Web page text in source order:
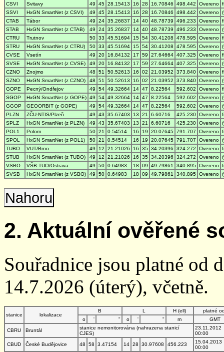
CSVI
Svitavy 49 45 28.15413 16 28 16.70846 498.442 Overeno
SSVI
HxGN SmartNet (z CSVI) 49 45 28.15413 16 28 16.70846 498.442 Overeno
CTAB
Tábor 49 24 35.26837 14 40 48.78739 496.233 Overeno
STAB
HxGN SmartNet (z CTAB) 49 24 35.26837 14 40 48.78739 496.233 Overeno
CTRU
Trutnov 50 33 45.51694 15 54 30.41208 478.595 Overeno
STRU
HxGN SmartNet (z CTRU) 50 33 45.51694 15 54 30.41208 478.595 Overeno
CVSE
Vsetín 49 20 16.84132 17 59 27.64664 407.325 Overeno
SVSE
HxGN SmartNet (z CVSE) 49 20 16.84132 17 59 27.64664 407.325 Overeno
CZNO
Znojmo 48 51 50.52613 16 02 21.03952 373.840 Overeno
SZNO
HxGN SmartNet (z CZNO) 48 51 50.52613 16 02 21.03952 373.840 Overeno
GOPE
Pecný/Ondřejov 49 54 49.32664 14 47 8.22564 592.602 Overeno
SGOP
HxGN SmartNet (z GOPE) 49 54 49.32664 14 47 8.22564 592.602 Overeno
GGOP
GEOORBIT (z GOPE) 49 54 49.32664 14 47 8.22564 592.602 Overeno
PLZN
ZČU-NTIS/Plzeň 49 43 35.67403 13 21 6.60716 425.230 Overeno
SPLZ
HxGN SmartNet (z PLZN) 49 43 35.67403 13 21 6.60716 425.230 Overeno
POL1
Polom 50 21 0.54514 16 19 20.07645 791.707 Overeno
SPOL
HxGN SmartNet (z POL1) 50 21 0.54514 16 19 20.07645 791.707 Overeno
TUBO
VUT/Brno 49 12 21.21026 16 35 34.20396 324.272 Overeno
STUB
HxGN SmartNet (z TUBO) 49 12 21.21026 16 35 34.20396 324.272 Overeno
VSBO
VŠB-TUO/Ostrava 49 50 0.64983 18 09 49.79861 340.895 Overeno
SVSB
HxGN SmartNet (z VSBO) 49 50 0.64983 18 09 49.79861 340.895 Overeno
Nahoru
2. Aktuální ověřené
Souřadnice jsou platné od
14.7.2026 (úterý), včetně.
stanice lokalizace
B L H (ell)
platné
o
' " o ' " m
GMT
CBRU
Bruntál
stanice nemonitorována (nahrazena stanicí
CJES)
23.11.2012
00:00
CBUD
České Budějovice 48 58 3.47154 14 28 30.97608 456.223
15.04.2013
00:00